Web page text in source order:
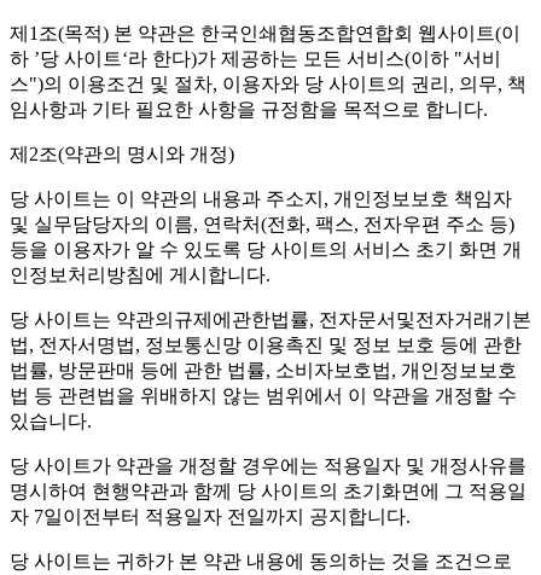
제1조(목적) 본 약관은 한국인쇄협동조합연합회 웹사이트(이
하 ’당 사이트‘라 한다)가 제공하는 모든 서비스(이하 "서비
스")의 이용조건 및 절차, 이용자와 당 사이트의 권리, 의무, 책
임사항과 기타 필요한 사항을 규정함을 목적으로 합니다.
제2조(약관의 명시와 개정)
당 사이트는 이 약관의 내용과 주소지, 개인정보보호 책임자
및 실무담당자의 이름, 연락처(전화, 팩스, 전자우편 주소 등)
등을 이용자가 알 수 있도록 당 사이트의 서비스 초기 화면 개
인정보처리방침에 게시합니다.
당 사이트는 약관의규제에관한법률, 전자문서및전자거래기본
법, 전자서명법, 정보통신망 이용촉진 및 정보 보호 등에 관한
법률, 방문판매 등에 관한 법률, 소비자보호법, 개인정보보호
법 등 관련법을 위배하지 않는 범위에서 이 약관을 개정할 수
있습니다.
당 사이트가 약관을 개정할 경우에는 적용일자 및 개정사유를
명시하여 현행약관과 함께 당 사이트의 초기화면에 그 적용일
자 7일이전부터 적용일자 전일까지 공지합니다.
당 사이트는 귀하가 본 약관 내용에 동의하는 것을 조건으로